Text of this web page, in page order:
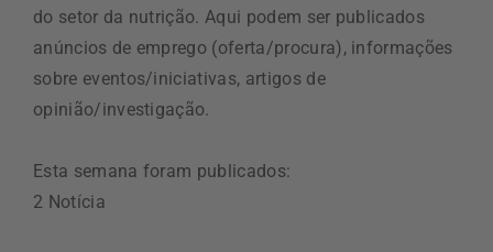
do setor da nutrição. Aqui podem ser publicados
anúncios de emprego (oferta/procura), informações
sobre eventos/iniciativas, artigos de
opinião/investigação.
Esta semana foram publicados:
2 Notícia